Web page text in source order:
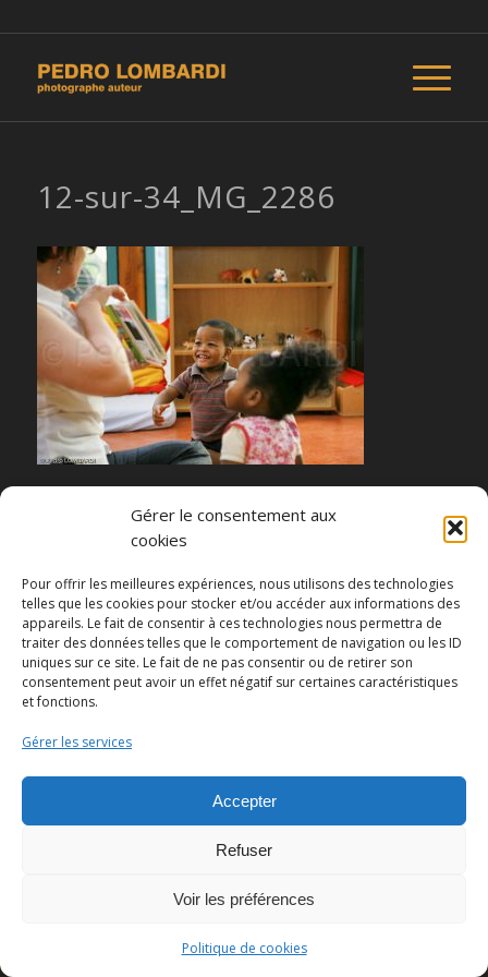
Gérer le consentement aux
cookies
Pour offrir les meilleures expériences, nous utilisons des technologies
telles que les cookies pour stocker et/ou accéder aux informations des
appareils. Le fait de consentir à ces technologies nous permettra de
traiter des données telles que le comportement de navigation ou les ID
uniques sur ce site. Le fait de ne pas consentir ou de retirer son
consentement peut avoir un effet négatif sur certaines caractéristiques
et fonctions.
Gérer les services
Accepter
Refuser
Voir les préférences
Politique de cookies
12-sur-34_MG_2286
© Copyright - Pedro Lombardi -Mentions légales